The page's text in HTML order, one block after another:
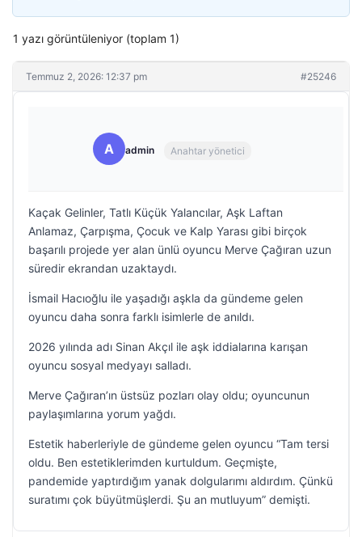
1 yazı görüntüleniyor (toplam 1)
Temmuz 2, 2026: 12:37 pm #25246
A admin Anahtar yönetici
Kaçak Gelinler, Tatlı Küçük Yalancılar, Aşk Laftan
Anlamaz, Çarpışma, Çocuk ve Kalp Yarası gibi birçok
başarılı projede yer alan ünlü oyuncu Merve Çağıran uzun
süredir ekrandan uzaktaydı.
İsmail Hacıoğlu ile yaşadığı aşkla da gündeme gelen
oyuncu daha sonra farklı isimlerle de anıldı.
2026 yılında adı Sinan Akçıl ile aşk iddialarına karışan
oyuncu sosyal medyayı salladı.
Merve Çağıran’ın üstsüz pozları olay oldu; oyuncunun
paylaşımlarına yorum yağdı.
Estetik haberleriyle de gündeme gelen oyuncu “Tam tersi
oldu. Ben estetiklerimden kurtuldum. Geçmişte,
pandemide yaptırdığım yanak dolgularımı aldırdım. Çünkü
suratımı çok büyütmüşlerdi. Şu an mutluyum” demişti.